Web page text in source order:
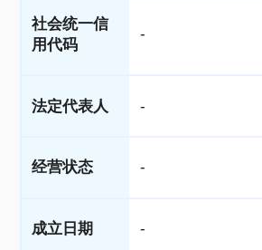
社会统一信
用代码
-
法定代表人 -
经营状态 -
成立日期 -